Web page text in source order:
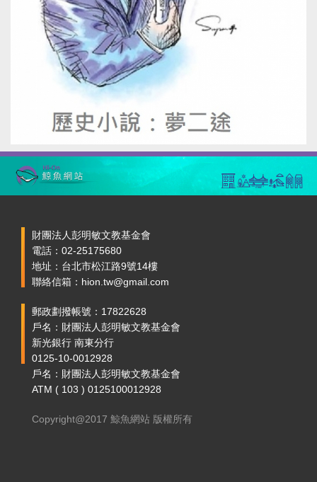
財團法人彭明敏文教基金會
電話：02-25175680
地址：台北市松江路9號14樓
聯絡信箱：hion.tw@gmail.com
郵政劃撥帳號：17822628
戶名：財團法人彭明敏文教基金會
新光銀行 南東分行
0125-10-0012928
戶名：財團法人彭明敏文教基金會
ATM ( 103 ) 0125100012928
Copyright@2017 鯨魚網站 版權所有